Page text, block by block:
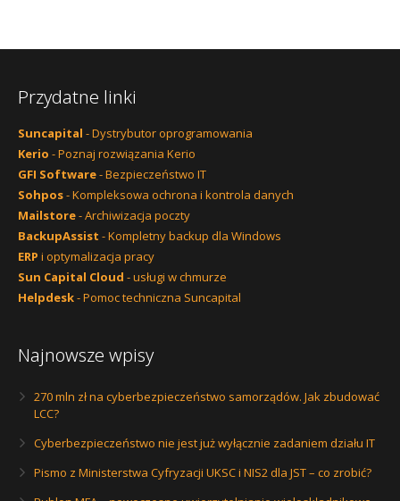
Przydatne linki
Suncapital - Dystrybutor oprogramowania
Kerio - Poznaj rozwiązania Kerio
GFI Software- Bezpieczeństwo IT
Sohpos- Kompleksowa ochrona i kontrola danych
Mailstore- Archiwizacja poczty
BackupAssist - Kompletny backup dla Windows
ERP i optymalizacja pracy
Sun Capital Cloud - usługi w chmurze
Helpdesk- Pomoc techniczna Suncapital
Najnowsze wpisy
270 mln zł na cyberbezpieczeństwo samorządów. Jak zbudować
LCC?
Cyberbezpieczeństwo nie jest już wyłącznie zadaniem działu IT
Pismo z Ministerstwa Cyfryzacji UKSC i NIS2 dla JST – co zrobić?